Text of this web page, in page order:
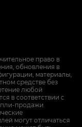
право в
обновления в
материалы,
средстве без
любой
в соответствии с
продажи.
могут отличаться